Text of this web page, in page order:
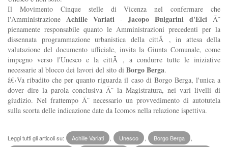
Il Movimento Cinque stelle di Vicenza nel confermare che
l'Amministrazione Achille Variati -Jacopo Bulgarini d'Elci Ã¨
pienamente responsabile quanto le Amministrazioni precedenti per la
dissennata programmazione urbanistica della cittÃ , in attesa della
valutazione del documento ufficiale, invita la Giunta Comunale, come
impegno verso l'Unesco e la cittÃ , a condurre tutte le iniziative
necessarie al blocco dei lavori del sito di Borgo Berga.
â€‹Va ribadito che per quanto riguarda il caso di Borgo Berga, l'unica a
dover dire la parola conclusiva Ã¨ la Magistratura, nei vari livelli di
giudizio. Nel frattempo Ã¨ necessario un provvedimento di autotutela
sulla scorta delle indicazione date da Icomos nella relazione ispettiva.
Leggi tutti gli articoli su: Achille Variati Unesco Borgo Berga